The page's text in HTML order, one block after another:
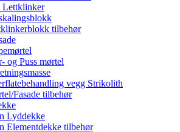
Lettklinker
tilbehør
og Puss mørtel
vegg Strikolith
Fasade tilbehør
Lyddekke
Elementdekke tilbehør